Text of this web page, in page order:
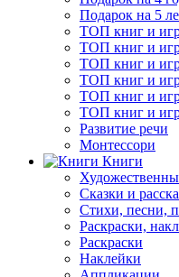
Подарок на 5
ТОП книг и игр
ТОП книг и игр
ТОП книг и игр
ТОП книг и игр
ТОП книг и
ТОП книг и
Развитие речи
Монтессори
Книги
Сказки и
Стихи, песни,
Раскраски,
Раскраски
Наклейки